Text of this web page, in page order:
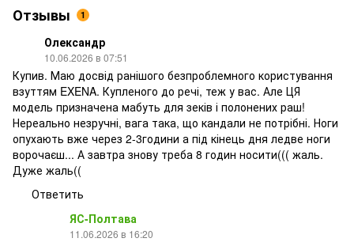
Отзывы 1
Олександр
10.06.2026 в 07:51
Купив. Маю досвід ранішого безпроблемного користування
взуттям EXENA. Купленого до речі, теж у вас. Але ЦЯ
модель призначена мабуть для зеків і полонених раш!
Нереально незручні, вага така, що кандали не потрібні. Ноги
опухають вже через 2-3години а під кінець дня ледве ноги
ворочаєш... А завтра знову треба 8 годин носити((( жаль.
Дуже жаль((
Ответить
ЯС-Полтава
11.06.2026 в 16:20